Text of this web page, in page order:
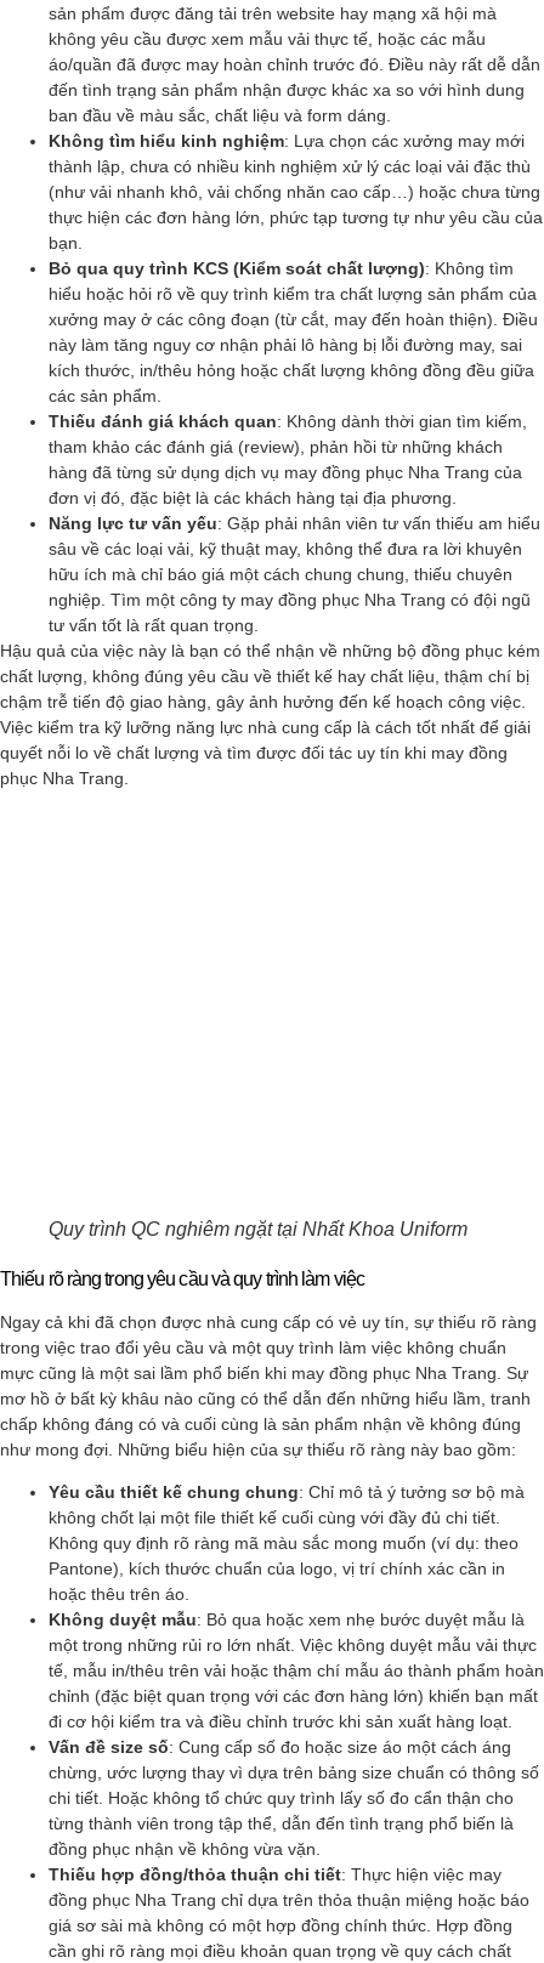
sản phẩm được đăng tải trên website hay mạng xã hội mà
không yêu cầu được xem mẫu vải thực tế, hoặc các mẫu
áo/quần đã được may hoàn chỉnh trước đó. Điều này rất dễ dẫn
đến tình trạng sản phẩm nhận được khác xa so với hình dung
ban đầu về màu sắc, chất liệu và form dáng.
Không tìm hiểu kinh nghiệm: Lựa chọn các xưởng may mới
thành lập, chưa có nhiều kinh nghiệm xử lý các loại vải đặc thù
(như vải nhanh khô, vải chống nhăn cao cấp…) hoặc chưa từng
thực hiện các đơn hàng lớn, phức tạp tương tự như yêu cầu của
bạn.
Bỏ qua quy trình KCS (Kiểm soát chất lượng): Không tìm
hiểu hoặc hỏi rõ về quy trình kiểm tra chất lượng sản phẩm của
xưởng may ở các công đoạn (từ cắt, may đến hoàn thiện). Điều
này làm tăng nguy cơ nhận phải lô hàng bị lỗi đường may, sai
kích thước, in/thêu hỏng hoặc chất lượng không đồng đều giữa
các sản phẩm.
Thiếu đánh giá khách quan: Không dành thời gian tìm kiếm,
tham khảo các đánh giá (review), phản hồi từ những khách
hàng đã từng sử dụng dịch vụ may đồng phục Nha Trang của
đơn vị đó, đặc biệt là các khách hàng tại địa phương.
Năng lực tư vấn yếu: Gặp phải nhân viên tư vấn thiếu am hiểu
sâu về các loại vải, kỹ thuật may, không thể đưa ra lời khuyên
hữu ích mà chỉ báo giá một cách chung chung, thiếu chuyên
nghiệp. Tìm một công ty may đồng phục Nha Trang có đội ngũ
tư vấn tốt là rất quan trọng.
Hậu quả của việc này là bạn có thể nhận về những bộ đồng phục kém
chất lượng, không đúng yêu cầu về thiết kế hay chất liệu, thậm chí bị
chậm trễ tiến độ giao hàng, gây ảnh hưởng đến kế hoạch công việc.
Việc kiểm tra kỹ lưỡng năng lực nhà cung cấp là cách tốt nhất để giải
quyết nỗi lo về chất lượng và tìm được đối tác uy tín khi may đồng
phục Nha Trang.
Quy trình QC nghiêm ngặt tại Nhất Khoa Uniform
Thiếu rõ ràng trong yêu cầu và quy trình làm việc
Ngay cả khi đã chọn được nhà cung cấp có vẻ uy tín, sự thiếu rõ ràng
trong việc trao đổi yêu cầu và một quy trình làm việc không chuẩn
mực cũng là một sai lầm phổ biến khi may đồng phục Nha Trang. Sự
mơ hồ ở bất kỳ khâu nào cũng có thể dẫn đến những hiểu lầm, tranh
chấp không đáng có và cuối cùng là sản phẩm nhận về không đúng
như mong đợi. Những biểu hiện của sự thiếu rõ ràng này bao gồm:
Yêu cầu thiết kế chung chung: Chỉ mô tả ý tưởng sơ bộ mà
không chốt lại một file thiết kế cuối cùng với đầy đủ chi tiết.
Không quy định rõ ràng mã màu sắc mong muốn (ví dụ: theo
Pantone), kích thước chuẩn của logo, vị trí chính xác cần in
hoặc thêu trên áo.
Không duyệt mẫu: Bỏ qua hoặc xem nhẹ bước duyệt mẫu là
một trong những rủi ro lớn nhất. Việc không duyệt mẫu vải thực
tế, mẫu in/thêu trên vải hoặc thậm chí mẫu áo thành phẩm hoàn
chỉnh (đặc biệt quan trọng với các đơn hàng lớn) khiến bạn mất
đi cơ hội kiểm tra và điều chỉnh trước khi sản xuất hàng loạt.
Vấn đề size số: Cung cấp số đo hoặc size áo một cách áng
chừng, ước lượng thay vì dựa trên bảng size chuẩn có thông số
chi tiết. Hoặc không tổ chức quy trình lấy số đo cẩn thận cho
từng thành viên trong tập thể, dẫn đến tình trạng phổ biến là
đồng phục nhận về không vừa vặn.
Thiếu hợp đồng/thỏa thuận chi tiết: Thực hiện việc may
đồng phục Nha Trang chỉ dựa trên thỏa thuận miệng hoặc báo
giá sơ sài mà không có một hợp đồng chính thức. Hợp đồng
cần ghi rõ ràng mọi điều khoản quan trọng về quy cách chất